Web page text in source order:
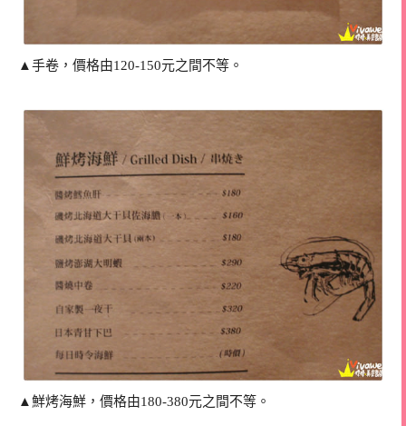
▲手卷，價格由120-150元之間不等。
▲鮮烤海鮮，價格由180-380元之間不等。